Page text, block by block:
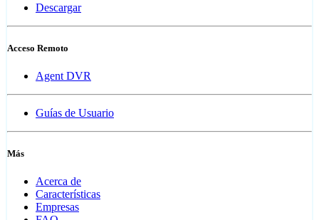
Descargar
Acceso Remoto
Agent DVR
Guías de Usuario
Más
Acerca de
Características
Empresas